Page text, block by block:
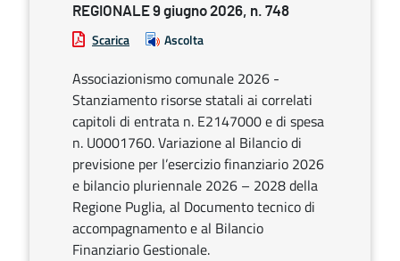
REGIONALE 9 giugno 2026, n. 748
Scarica Ascolta
Associazionismo comunale 2026 -
Stanziamento risorse statali ai correlati
capitoli di entrata n. E2147000 e di spesa
n. U0001760. Variazione al Bilancio di
previsione per l’esercizio finanziario 2026
e bilancio pluriennale 2026 – 2028 della
Regione Puglia, al Documento tecnico di
accompagnamento e al Bilancio
Finanziario Gestionale.